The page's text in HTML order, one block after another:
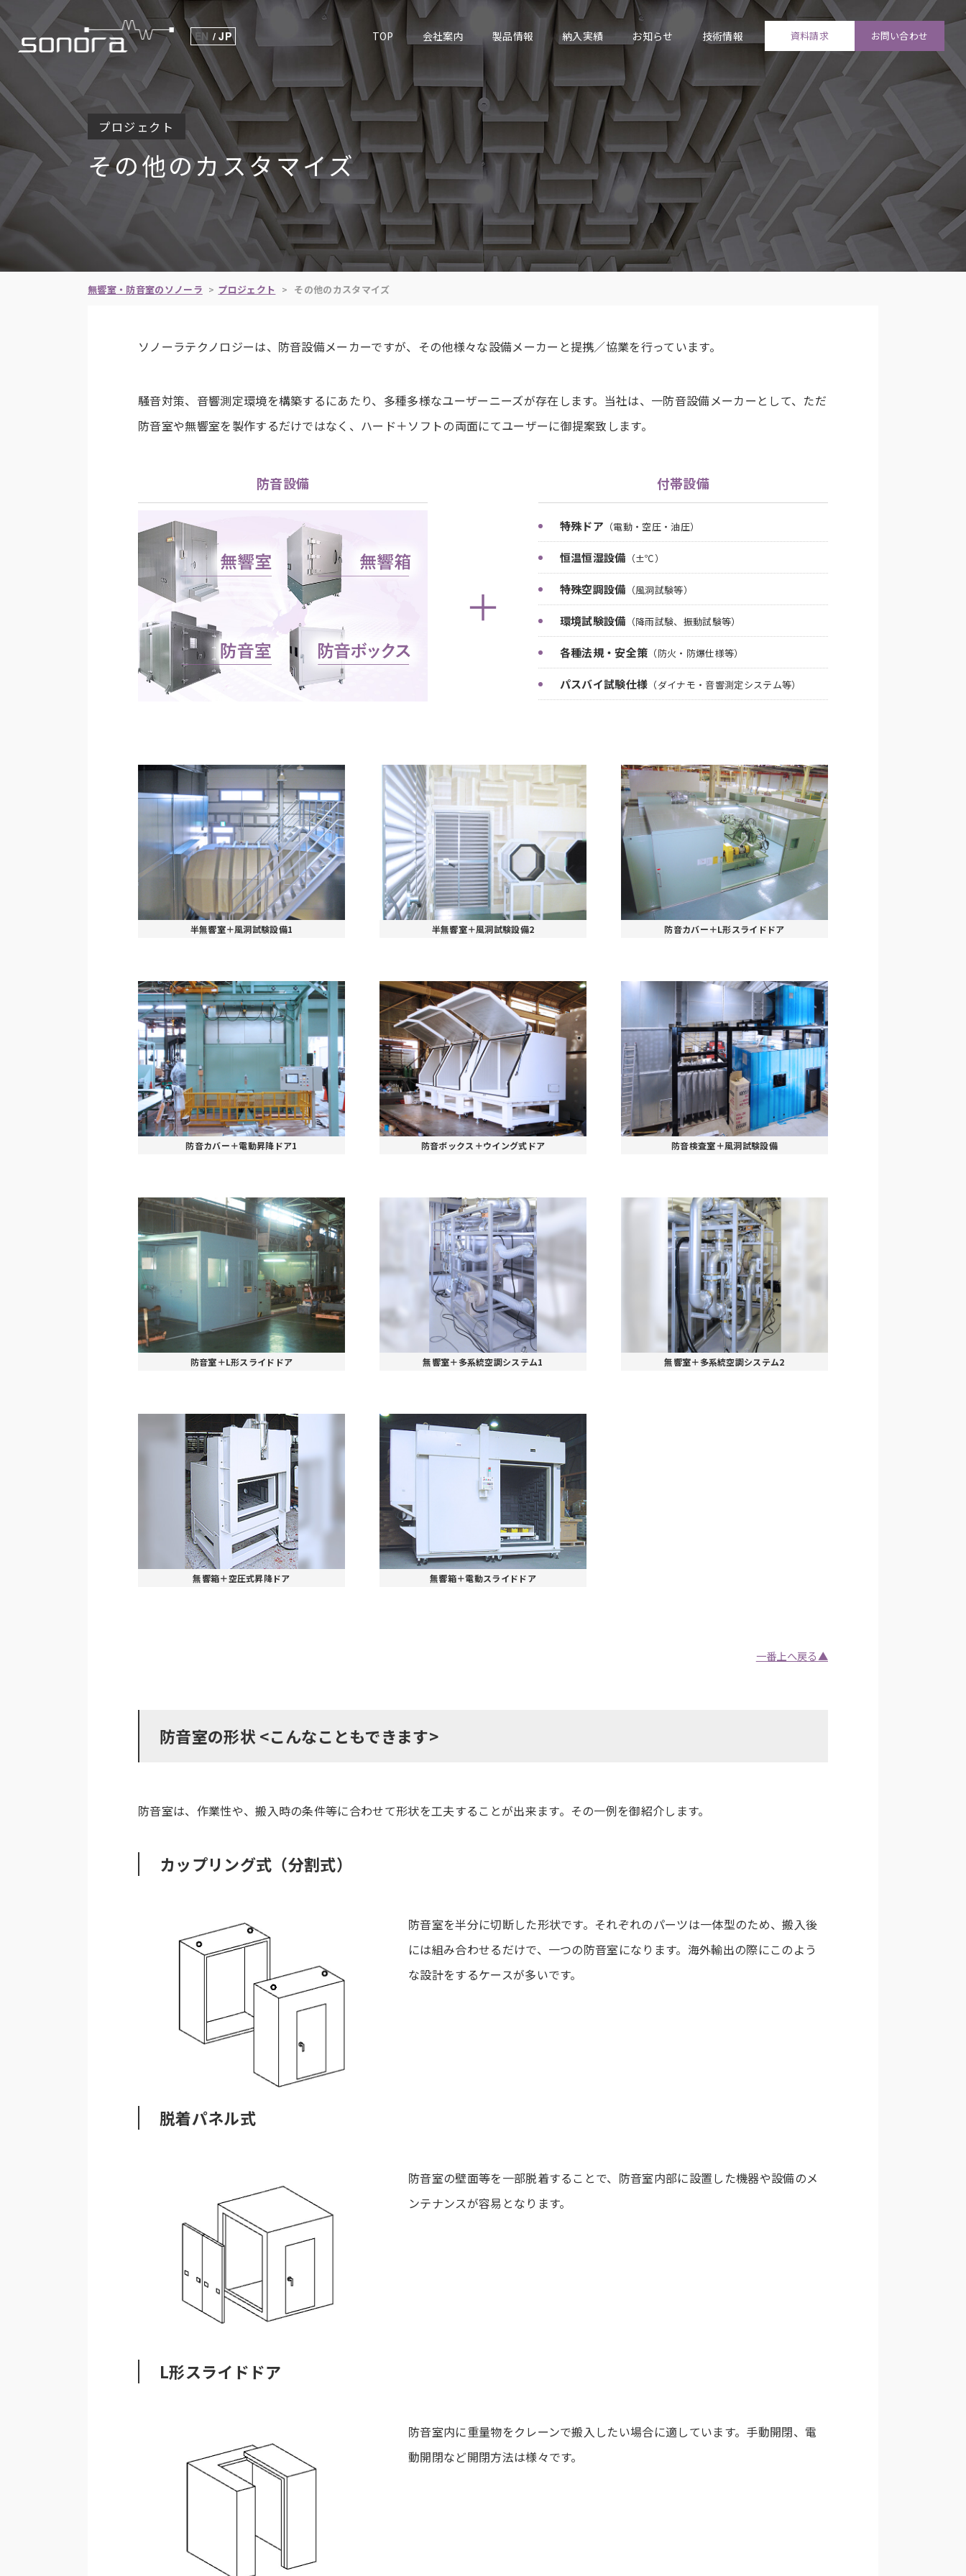
EN JP TOP 会社案内 製品情報 納入実績 お知らせ 技術情報 資料請求 お問い合わせ
プロジェクト
その他のカスタマイズ
無響室・防音室のソノーラ プロジェクト その他のカスタマイズ
ソノーラテクノロジーは、防音設備メーカーですが、その他様々な設備メーカーと提携／協業を行っています。
騒音対策、音響測定環境を構築するにあたり、多種多様なユーザーニーズが存在します。当社は、一防音設備メーカーとして、ただ
防音室や無響室を製作するだけではなく、ハード＋ソフトの両面にてユーザーに御提案致します。
防音設備
＋
付帯設備
特殊ドア （電動・空圧・油圧）
恒温恒湿設備 （±℃）
特殊空調設備 （風洞試験等）
環境試験設備 （降雨試験、振動試験等）
各種法規・安全策 （防火・防爆仕様等）
パスバイ試験仕様 （ダイナモ・音響測定システム等）
半無響室＋風洞試験設備1 半無響室＋風洞試験設備2 防音カバー＋L形スライドドア
防音カバー＋電動昇降ドア1 防音ボックス＋ウイング式ドア 防音検査室＋風洞試験設備
防音室＋L形スライドドア 無響室＋多系統空調システム1 無響室＋多系統空調システム2
無響箱＋空圧式昇降ドア 無響箱＋電動スライドドア
一番上へ戻る▲
防音室の形状 <こんなこともできます>
防音室は、作業性や、搬入時の条件等に合わせて形状を工夫することが出来ます。その一例を御紹介します。
カップリング式（分割式）
防音室を半分に切断した形状です。それぞれのパーツは一体型のため、搬入後
には組み合わせるだけで、一つの防音室になります。海外輸出の際にこのよう
な設計をするケースが多いです。
脱着パネル式
防音室の壁面等を一部脱着することで、防音室内部に設置した機器や設備のメ
ンテナンスが容易となります。
L形スライドドア
防音室内に重量物をクレーンで搬入したい場合に適しています。手動開閉、電
動開閉など開閉方法は様々です。